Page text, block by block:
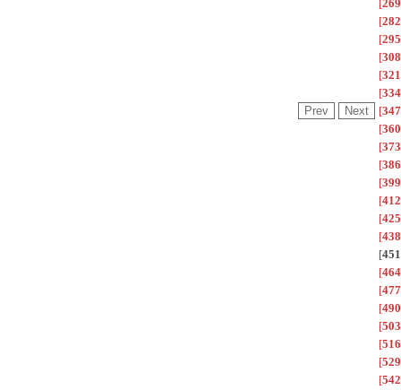
[269
[282
[295
[308
[321
[334
[347
[360
[373
[386
[399
[412
[425
[438
[451
[464
[477
[490
[503
[516
[529
[542